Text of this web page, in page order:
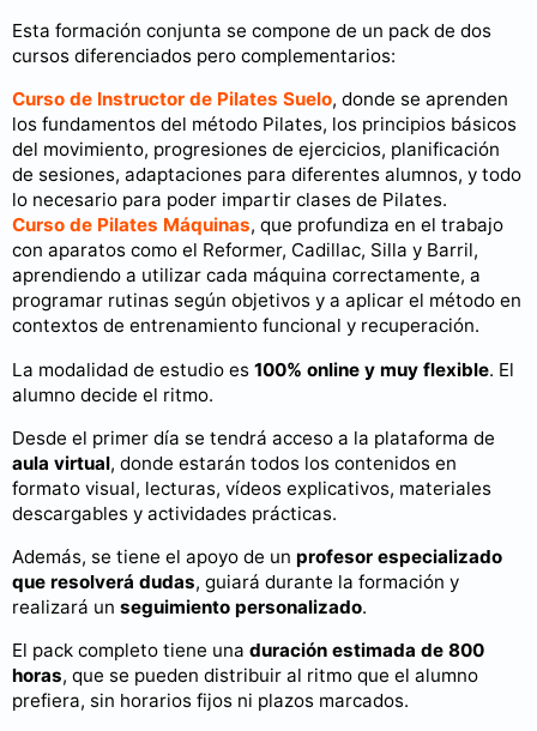
Esta formación conjunta se compone de un pack de dos
cursos diferenciados pero complementarios:
Curso de Instructor de Pilates Suelo, donde se aprenden
los fundamentos del método Pilates, los principios básicos
del movimiento, progresiones de ejercicios, planificación
de sesiones, adaptaciones para diferentes alumnos, y todo
lo necesario para poder impartir clases de Pilates.
Curso de Pilates Máquinas, que profundiza en el trabajo
con aparatos como el Reformer, Cadillac, Silla y Barril,
aprendiendo a utilizar cada máquina correctamente, a
programar rutinas según objetivos y a aplicar el método en
contextos de entrenamiento funcional y recuperación.
La modalidad de estudio es 100% online y muy flexible. El
alumno decide el ritmo.
Desde el primer día se tendrá acceso a la plataforma de
aula virtual, donde estarán todos los contenidos en
formato visual, lecturas, vídeos explicativos, materiales
descargables y actividades prácticas.
Además, se tiene el apoyo de un profesor especializado
que resolverá dudas, guiará durante la formación y
realizará un seguimiento personalizado.
El pack completo tiene una duración estimada de 800
horas, que se pueden distribuir al ritmo que el alumno
prefiera, sin horarios fijos ni plazos marcados.